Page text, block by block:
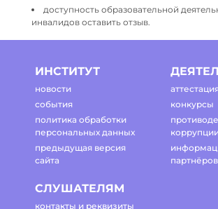
доступность образовательной
инвалидов оставить отзыв.
ИНСТИТУТ
новости
события
политика обработки
персональных данных
предыдущая версия
сайта
конкурсы
партнёров
СЛУШАТЕЛЯМ
контакты и реквизиты